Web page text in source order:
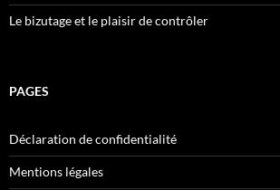
Le bizutage et le plaisir de contrôler
PAGES
Déclaration de confidentialité
Mentions légales